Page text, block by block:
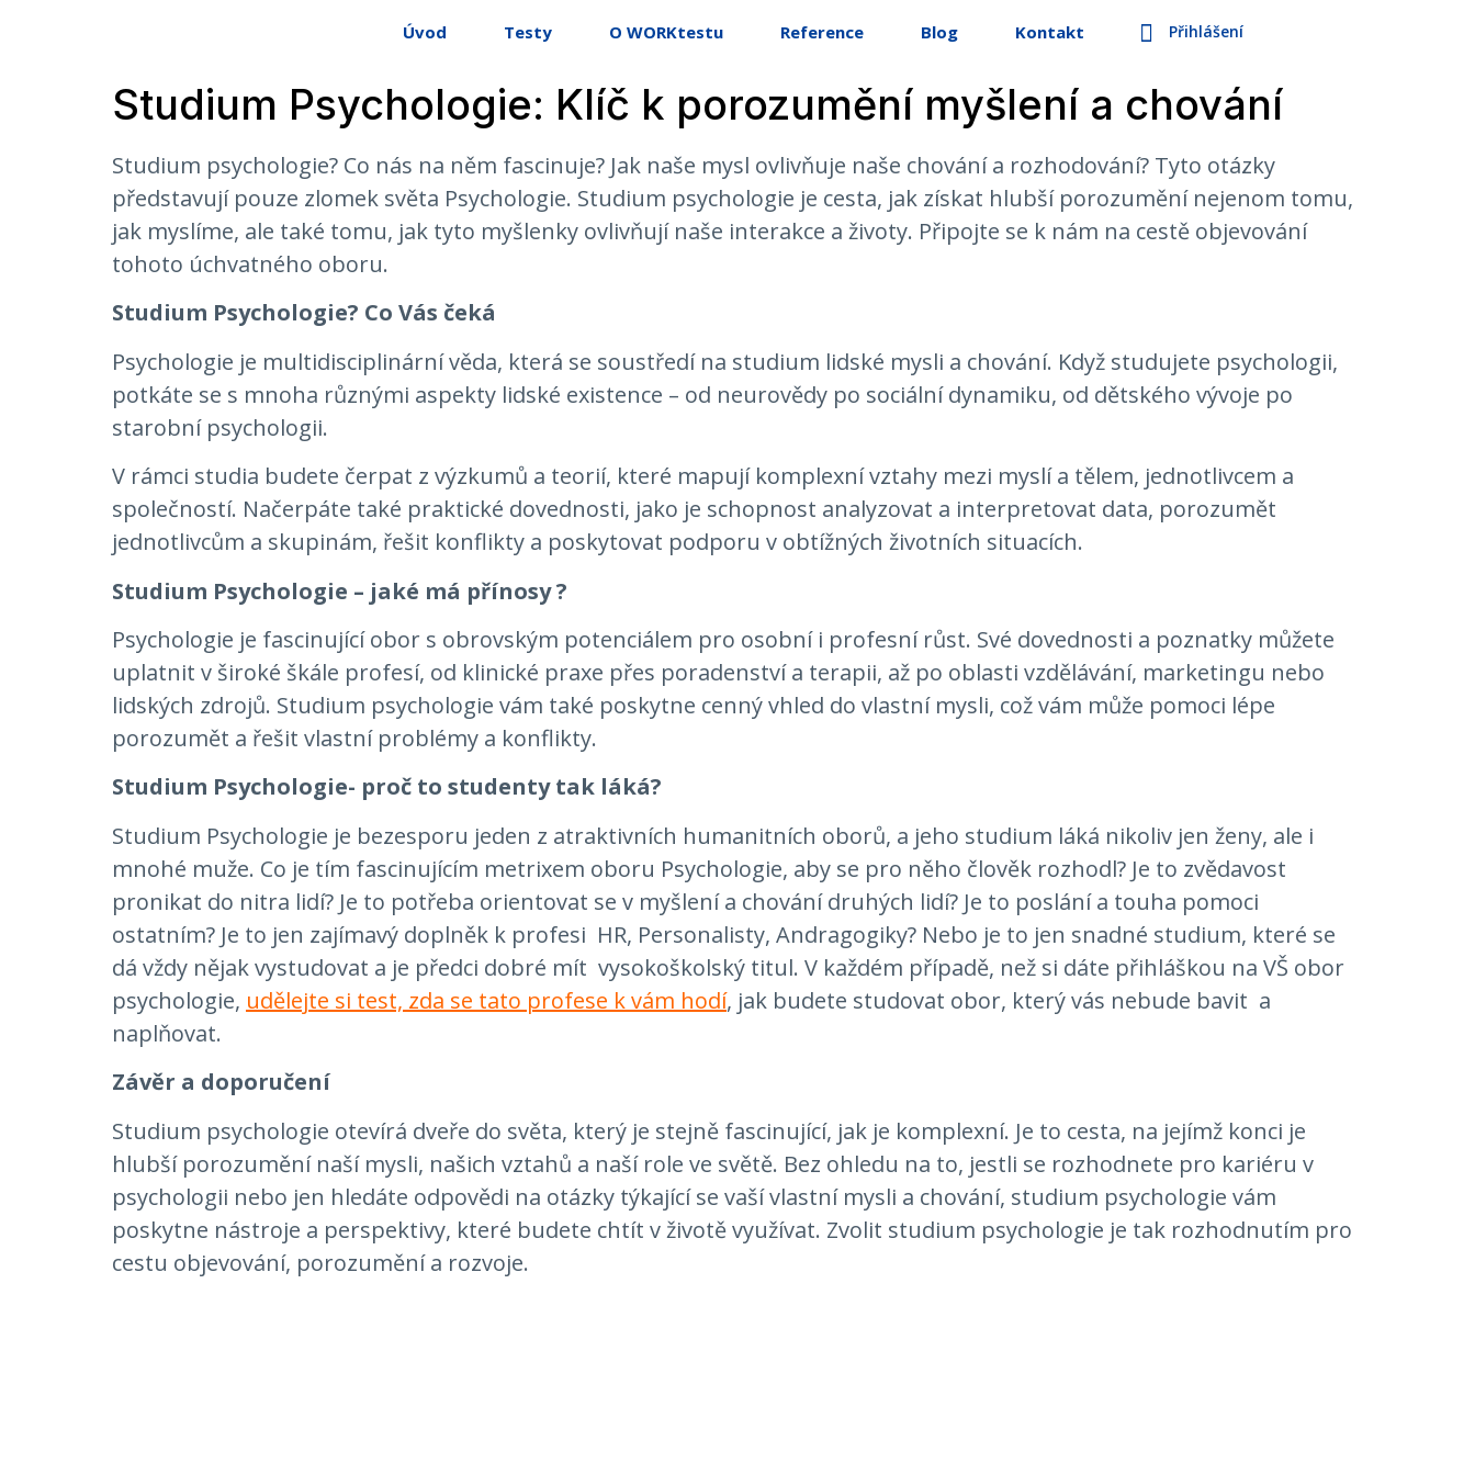
Úvod Testy O WORKtestu Reference Blog Kontakt Přihlášení
Studium Psychologie: Klíč k porozumění myšlení a chování
Studium psychologie? Co nás na něm fascinuje? Jak naše mysl ovlivňuje naše chování a rozhodování? Tyto otázky
představují pouze zlomek světa Psychologie. Studium psychologie je cesta, jak získat hlubší porozumění nejenom tomu,
jak myslíme, ale také tomu, jak tyto myšlenky ovlivňují naše interakce a životy. Připojte se k nám na cestě objevování
tohoto úchvatného oboru.
Studium Psychologie? Co Vás čeká
Psychologie je multidisciplinární věda, která se soustředí na studium lidské mysli a chování. Když studujete psychologii,
potkáte se s mnoha různými aspekty lidské existence – od neurovědy po sociální dynamiku, od dětského vývoje po
starobní psychologii.
V rámci studia budete čerpat z výzkumů a teorií, které mapují komplexní vztahy mezi myslí a tělem, jednotlivcem a
společností. Načerpáte také praktické dovednosti, jako je schopnost analyzovat a interpretovat data, porozumět
jednotlivcům a skupinám, řešit konflikty a poskytovat podporu v obtížných životních situacích.
Studium Psychologie – jaké má přínosy ?
Psychologie je fascinující obor s obrovským potenciálem pro osobní i profesní růst. Své dovednosti a poznatky můžete
uplatnit v široké škále profesí, od klinické praxe přes poradenství a terapii, až po oblasti vzdělávání, marketingu nebo
lidských zdrojů. Studium psychologie vám také poskytne cenný vhled do vlastní mysli, což vám může pomoci lépe
porozumět a řešit vlastní problémy a konflikty.
Studium Psychologie- proč to studenty tak láká?
Studium Psychologie je bezesporu jeden z atraktivních humanitních oborů, a jeho studium láká nikoliv jen ženy, ale i
mnohé muže. Co je tím fascinujícím metrixem oboru Psychologie, aby se pro něho člověk rozhodl? Je to zvědavost
pronikat do nitra lidí? Je to potřeba orientovat se v myšlení a chování druhých lidí? Je to poslání a touha pomoci
ostatním? Je to jen zajímavý doplněk k profesi HR, Personalisty, Andragogiky? Nebo je to jen snadné studium, které se
dá vždy nějak vystudovat a je předci dobré mít vysokoškolský titul. V každém případě, než si dáte přihláškou na VŠ obor
psychologie, udělejte si test, zda se tato profese k vám hodí, jak budete studovat obor, který vás nebude bavit a
naplňovat.
Závěr a doporučení
Studium psychologie otevírá dveře do světa, který je stejně fascinující, jak je komplexní. Je to cesta, na jejímž konci je
hlubší porozumění naší mysli, našich vztahů a naší role ve světě. Bez ohledu na to, jestli se rozhodnete pro kariéru v
psychologii nebo jen hledáte odpovědi na otázky týkající se vaší vlastní mysli a chování, studium psychologie vám
poskytne nástroje a perspektivy, které budete chtít v životě využívat. Zvolit studium psychologie je tak rozhodnutím pro
cestu objevování, porozumění a rozvoje.